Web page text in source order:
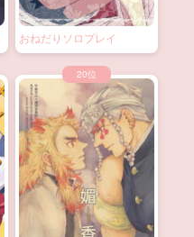
おねだりソロプレイ